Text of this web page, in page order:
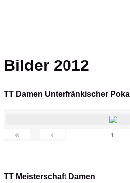
Bilder 2012
TT Damen Unterfränkischer Pokal
« ‹
TT Meisterschaft Damen